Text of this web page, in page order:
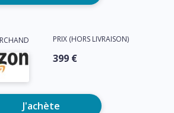
PRIX (HORS LIVRAISON)
399 €
J'achète